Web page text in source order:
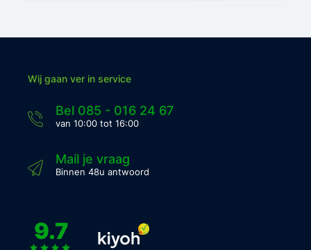
Wij gaan ver in service
Bel 085 - 016 24 67
van 10:00 tot 16:00
Mail je vraag
Binnen 48u antwoord
9.7